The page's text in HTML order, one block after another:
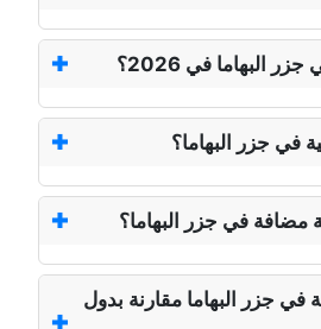
البهاما في 2026؟
في جزر البهاما؟
مضافة في جزر البهاما؟
في جزر البهاما مقارنة بدول